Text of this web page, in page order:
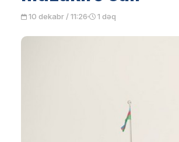
10 dekabr / 11:26 1 dəq